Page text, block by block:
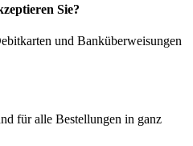
Sie?
und Banküberweisungen
für alle Bestellungen in ganz